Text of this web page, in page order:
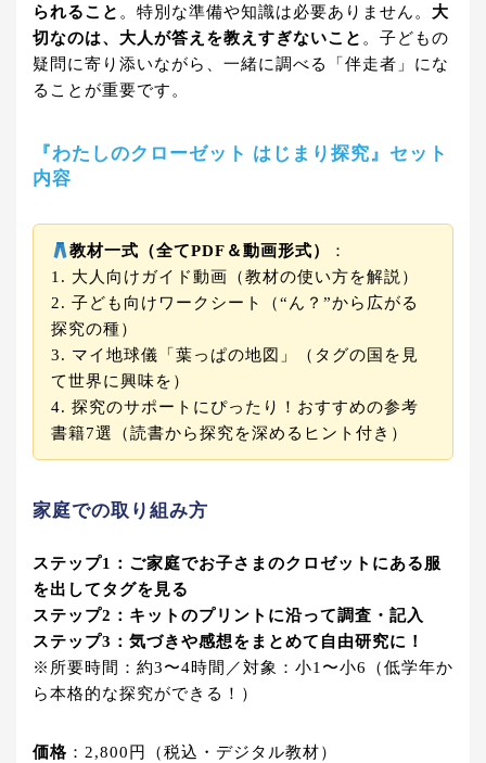
られること 。特別な準備や知識は必要ありません。 大
切なのは、大人が答えを教えすぎないこと 。子どもの
疑問に寄り添いながら、一緒に調べる「伴走者」にな
ることが重要です。
『わたしのクローゼット はじまり探究』セット
内容
教材一式（全てPDF＆動画形式）
：
1. 大人向けガイド動画（教材の使い方を解説）
2. 子ども向けワークシート（“ん？”から広がる
探究の種）
3. マイ地球儀「葉っぱの地図」（タグの国を見
て世界に興味を）
4. 探究のサポートにぴったり！おすすめの参考
書籍7選（読書から探究を深めるヒント付き）
家庭での取り組み方
ステップ1：ご家庭でお子さまのクロゼットにある服
を出してタグを見る
ステップ2：キットのプリントに沿って調査・記入
ステップ3：気づきや感想をまとめて自由研究に！
※所要時間：約3〜4時間／対象：小1〜小6（低学年か
ら本格的な探究ができる！）
価格 ：2,800円（税込・デジタル教材）